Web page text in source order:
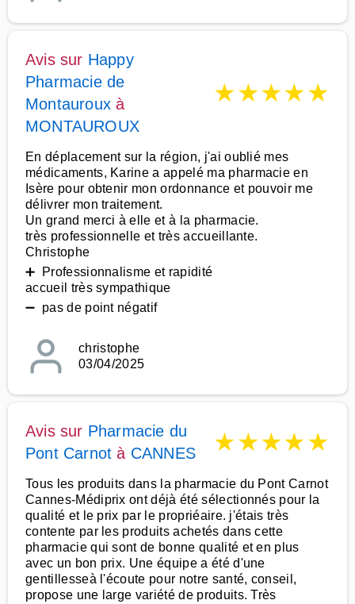
Avis sur Happy
Pharmacie de
Montauroux à
MONTAUROUX
★★★★★
En déplacement sur la région, j'ai oublié mes
médicaments, Karine a appelé ma pharmacie en
Isère pour obtenir mon ordonnance et pouvoir me
délivrer mon traitement.
Un grand merci à elle et à la pharmacie.
très professionnelle et très accueillante.
Christophe
➕ Professionnalisme et rapidité
accueil très sympathique
➖ pas de point négatif
christophe
03/04/2025
Avis sur Pharmacie du
Pont Carnot à CANNES ★★★★★
Tous les produits dans la pharmacie du Pont Carnot
Cannes-Médiprix ont déjà été sélectionnés pour la
qualité et le prix par le propriéaire. j'étais très
contente par les produits achetés dans cette
pharmacie qui sont de bonne qualité et en plus
avec un bon prix. Une équipe a été d'une
gentillesseà l'écoute pour notre santé, conseil,
propose une large variété de produits. Très